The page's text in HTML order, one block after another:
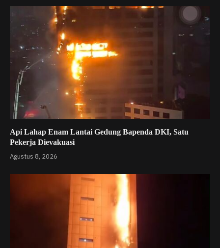
Api Lahap Enam Lantai Gedung Bapenda DKI, Satu
Pekerja Dievakuasi
Agustus 8, 2026